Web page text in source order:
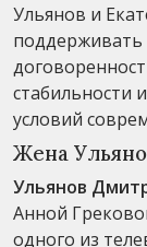
Ульянов и
стабильности
условий
Жена
Ульянов
Анной
одного из